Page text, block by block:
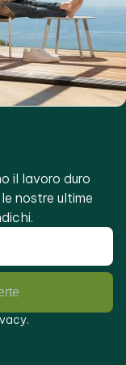
il lavoro duro
nostre ultime
.